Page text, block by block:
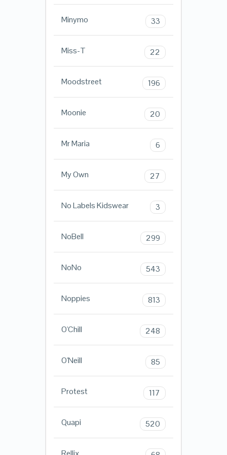
Minymo 33
Miss-T 22
Moodstreet 196
Moonie 20
Mr Maria 6
My Own 27
No Labels Kidswear 3
NoBell 299
NoNo 543
Noppies 813
O'Chill 248
O'Neill 85
Protest 117
Quapi 520